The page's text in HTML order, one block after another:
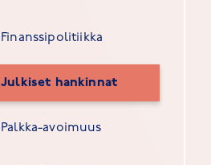
Finanssipolitiikka
Julkiset hankinnat
Palkka-avoimuus